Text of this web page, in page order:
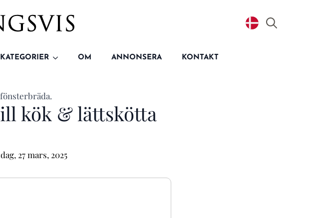
KATEGORIER OM ANNONSERA KONTAKT
kök & lättskötta
27 mars, 2025